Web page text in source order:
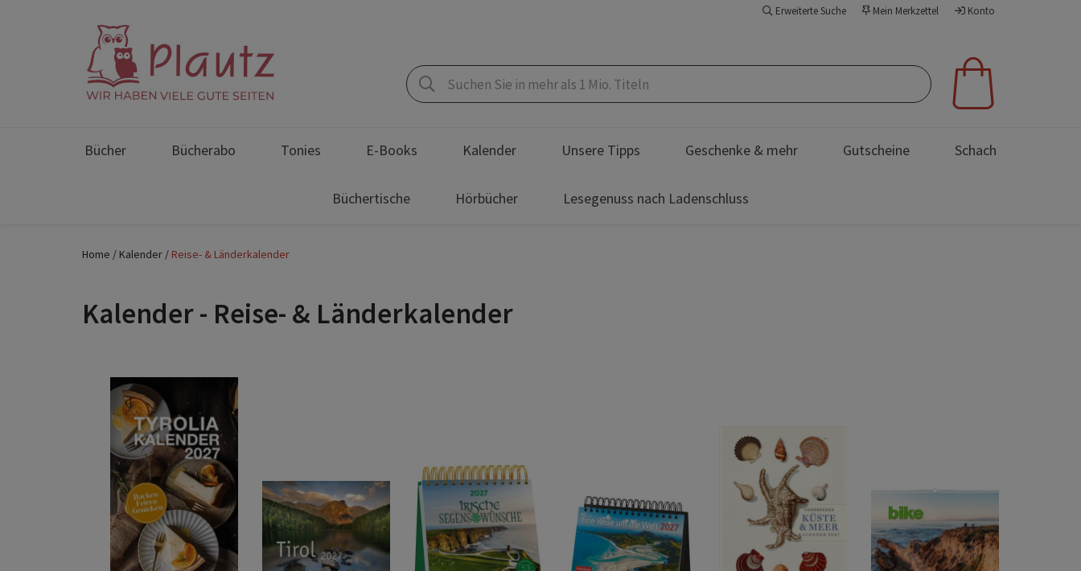
Erweiterte Suche Mein Merkzettel Konto
Bücher Bücherabo Tonies E-Books Kalender Unsere Tipps Geschenke & mehr Gutscheine Schach
Büchertische Hörbücher Lesegenuss nach Ladenschluss
Home Kalender Reise- & Länderkalender
Kalender - Reise- & Länderkalender